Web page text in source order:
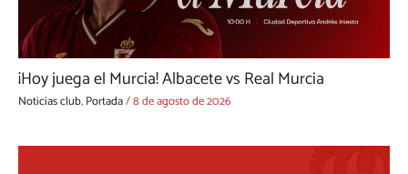
¡Hoy juega el Murcia! Albacete vs Real Murcia
Noticias club,Portada/8 de agosto de 2026